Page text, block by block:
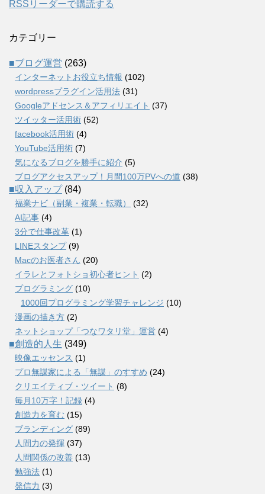
RSSリーダーで購読する
カテゴリー
■ブログ運営 (263)
インターネットお役立ち情報 (102)
wordpressプラグイン活用法 (31)
Googleアドセンス＆アフィリエイト (37)
ツイッター活用術 (52)
facebook活用術 (4)
YouTube活用術 (7)
気になるブログを勝手に紹介 (5)
ブログアクセスアップ！月間100万PVへの道 (38)
■収入アップ(84)
福業ナビ（副業・複業・転職）
(32)
AI記事 (4)
3分で仕事改革 (1)
LINEスタンプ(9)
Macのお医者さん (20)
イラレとフォトショ初心者ヒント (2)
プログラミング (10)
1000回プログラミング学習チャレンジ (10)
漫画の描き方 (2)
ネットショップ「つなワタリ堂」運営 (4)
■創造的人生 (349)
映像エッセンス (1)
プロ無謀家による「無謀」のすすめ (24)
クリエイティブ・ツイート (8)
毎月10万字！記録 (4)
創造力を育む (15)
ブランディング (89)
人間力の発揮 (37)
人間関係の改善 (13)
勉強法 (1)
発信力 (3)